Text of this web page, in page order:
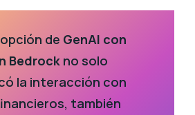
de GenAI con
Bedrock no solo
la interacción con
también